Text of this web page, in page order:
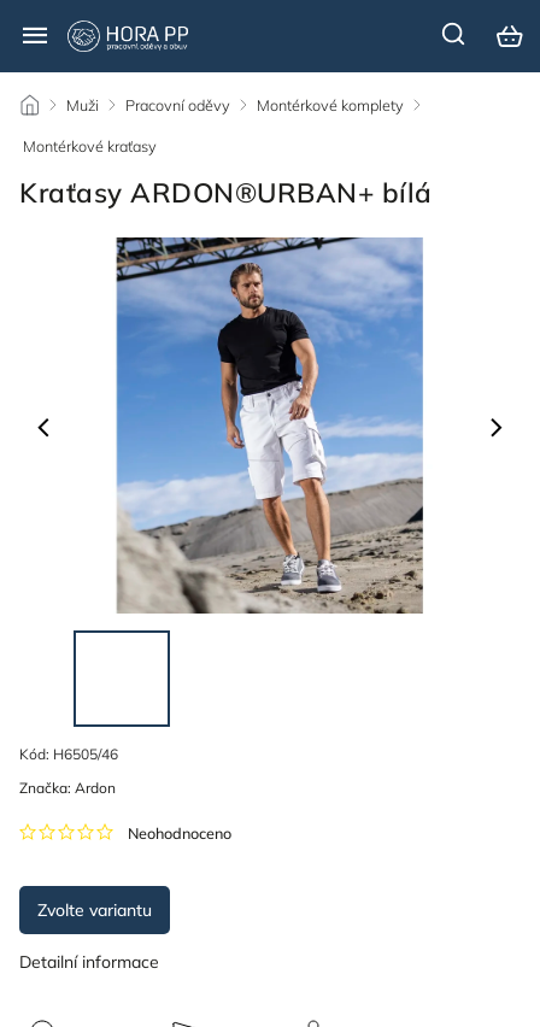
/ Muži / Pracovní oděvy / Montérkové komplety /
Montérkové kraťasy
Kraťasy ARDON®URBAN+ bílá
Kód: H6505/46
Neohodnoceno
Značka: Ardon
Zvolte variantu
Detailní informace